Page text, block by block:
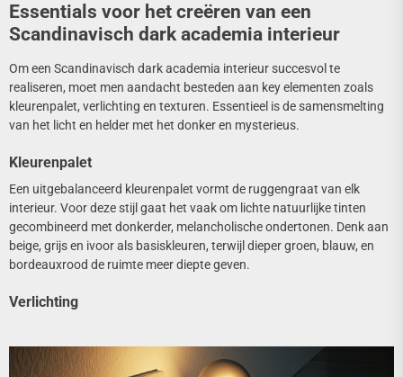
Essentials voor het creëren van een
Scandinavisch dark academia interieur
Om een Scandinavisch dark academia interieur succesvol te
realiseren, moet men aandacht besteden aan key elementen zoals
kleurenpalet, verlichting en texturen. Essentieel is de samensmelting
van het licht en helder met het donker en mysterieus.
Kleurenpalet
Een uitgebalanceerd kleurenpalet vormt de ruggengraat van elk
interieur. Voor deze stijl gaat het vaak om lichte natuurlijke tinten
gecombineerd met donkerder, melancholische ondertonen. Denk aan
beige, grijs en ivoor als basiskleuren, terwijl dieper groen, blauw, en
bordeauxrood de ruimte meer diepte geven.
Verlichting